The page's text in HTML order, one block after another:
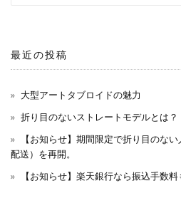
最近の投稿
大型アートタブロイドの魅力
折り目のないストレートモデルとは？
【お知らせ】期間限定で折り目のな
配送）を再開。
【お知らせ】楽天銀行なら振込手数料